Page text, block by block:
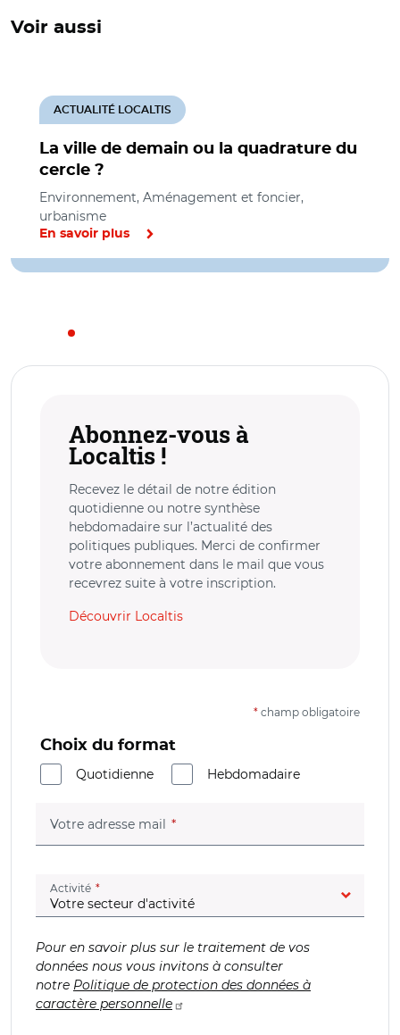
Voir aussi
La ville de demain ou la quadrature du
cercle ?
ACTUALITÉ LOCALTIS
Environnement, Aménagement et foncier,
urbanisme
En savoir plus
Abonnez-vous à
Localtis !
Recevez le détail de notre édition
quotidienne ou notre synthèse
hebdomadaire sur l’actualité des
politiques publiques. Merci de confirmer
votre abonnement dans le mail que vous
recevrez suite à votre inscription.
Découvrir Localtis
* champ obligatoire
Choix du format
Quotidienne
Hebdomadaire
Votre adresse mail (champ obligatoire)
Activité (champ obligatoire)
Pour en savoir plus sur le traitement de vos
données nous vous invitons à consulter
notre Politique de protection des données à
caractère personnelle